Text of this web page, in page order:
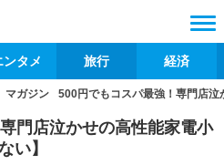
ンタメ 旅行 経済
マガジン 500円でもコスパ最強！専門店
門店泣かせの高性能家電小
い】